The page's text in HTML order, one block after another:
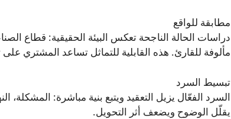
مطابقة للواقع
دراسات الحالة الناجحة تعكس البيئة الحقيقية: قطاع
مألوفة للقارئ. هذه القابلية للتماثل تساعد المشتري
تبسيط السرد
السرد الفعّال يزيل التعقيد ويتبع بنية مباشرة: المشكلة،
يقلّل الوضوح ويضعف أثر التحويل.